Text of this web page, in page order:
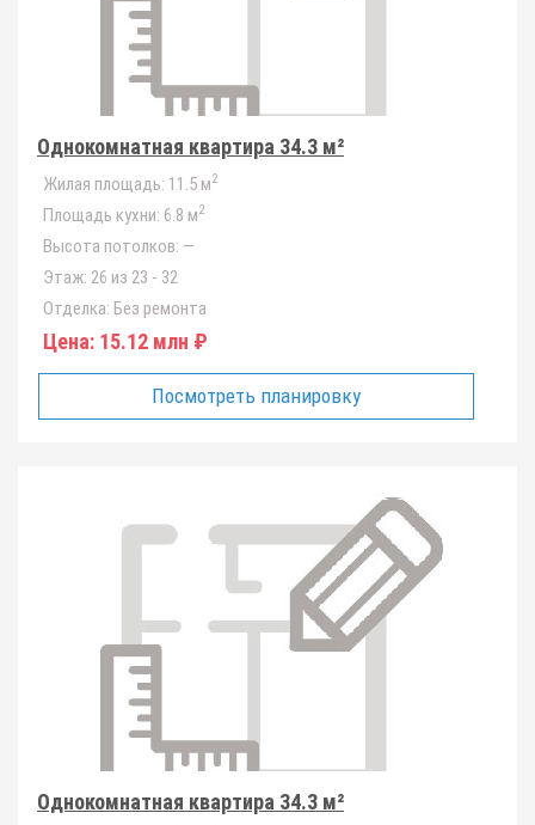
Однокомнатная квартира 34.3 м²
Жилая площадь: 11.5 м2
Площадь кухни: 6.8 м2
Высота потолков: —
Этаж: 26 из 23 - 32
Отделка: Без ремонта
Цена: 15.12 млн ₽
Посмотреть планировку
Однокомнатная квартира 34.3 м²